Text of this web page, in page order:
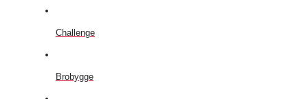
Challenge
Brobygge